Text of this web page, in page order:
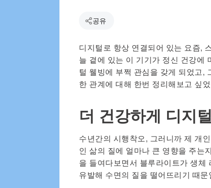
공유
디지털로 항상 연결되어 있는 요즘,
늘 곁에 있는 이 기기가 정신 건강에
털 웰빙에 부쩍 관심을 갖게 되었고,
한 관계에 대해 한번 정리해보고 싶
더 건강하게 디지
수년간의 시행착오, 그러니까 제 개
인 삶의 질에 얼마나 큰 영향을 주는
을 들여다보면서 블루라이트가 생
유발해 수면의 질을 떨어뜨리기 때문